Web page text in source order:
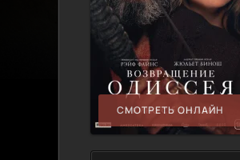
СМОТРЕТЬ ОНЛАЙН